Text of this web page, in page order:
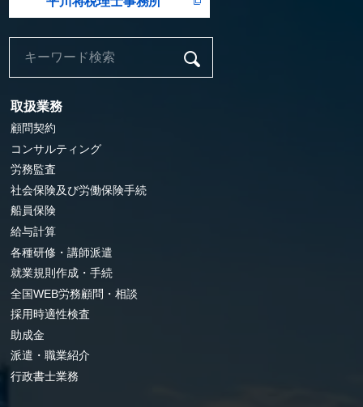
取扱業務
顧問契約
コンサルティング
労務監査
社会保険及び労働保険手続
船員保険
給与計算
各種研修・講師派遣
就業規則作成・手続
全国WEB労務顧問・相談
採用時適性検査
助成金
派遣・職業紹介
行政書士業務